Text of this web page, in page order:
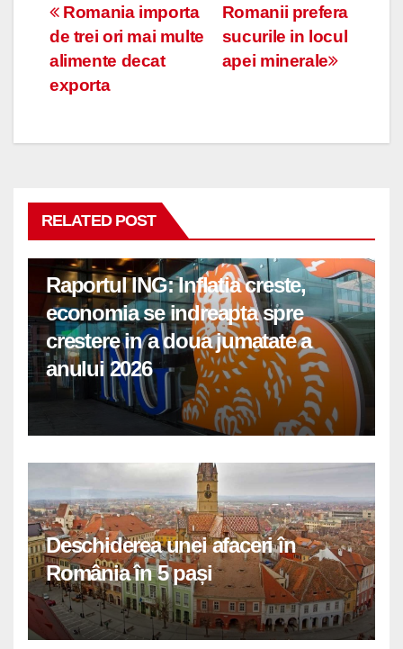
Navigare
în
articole
Romanii prefera
sucurile in locul
apei minerale
Romania importa
de trei ori mai multe
alimente decat
exporta
RELATED POST
Raportul ING: Inflatia creste,
economia se indreapta spre
crestere in a doua jumatate a
anului 2026
Deschiderea unei afaceri în
România în 5 pași